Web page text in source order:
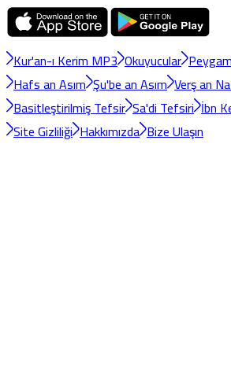
Kur'an-ı Kerim MP3 Okuyucular
Hafs an Asım Şu'be an Asım Verş an
Basitleştirilmiş Tefsir Sa'di Tefsiri İbn
Site Gizliliği Hakkımızda Bize Ulaşın